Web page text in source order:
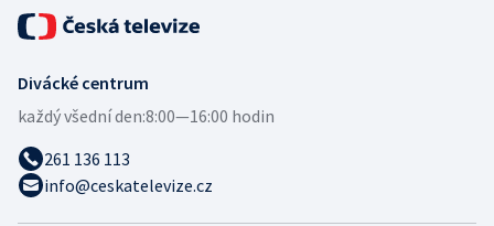
Divácké centrum
každý všední den:8:00—16:00 hodin
261 136 113
info@ceskatelevize.cz